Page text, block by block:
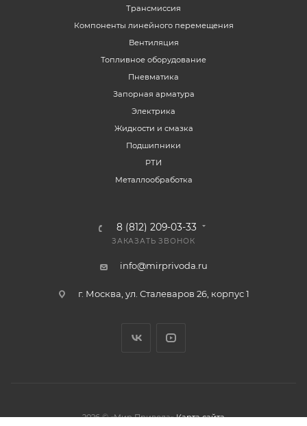
Трансмиссия
Компоненты линейного перемещения
Вентиляция
Топливное оборудование
Пневматика
Запорная арматура
Электрика
Жидкости и смазка
Подшипники
РТИ
Металлообработка
8 (812) 209-03-33
ЗАКАЗАТЬ ЗВОНОК
info@mirprivoda.ru
г. Москва, ул. Сталеваров 26, корпус 1
2026 © «Мир Привода» Карта сайта